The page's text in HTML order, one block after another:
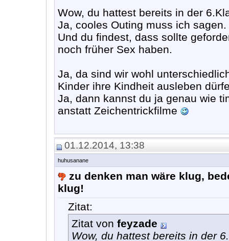
Wow, du hattest bereits in der
Ja, cooles Outing muss ich sagen.
Und du findest, dass sollte
noch früher Sex haben.
Ja, da sind wir wohl
Kinder ihre Kindheit ausleben
Ja, dann kannst du ja genau wie
anstatt Zeichentrickfilme
01.12.2014, 13:38
huhusanane
zu denken man wäre klug,
klug!
Zitat:
Zitat von feyzade
Wow, du hattest bereits in der